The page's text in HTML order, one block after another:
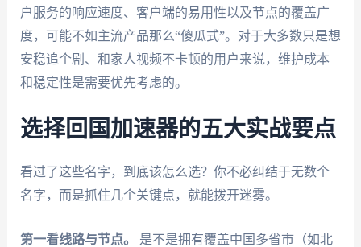
户服务的响应速度、客户端的易用性以及节点的覆盖广
度，可能不如主流产品那么“傻瓜式”。对于大多数只是想
安稳追个剧、和家人视频不卡顿的用户来说，维护成本
和稳定性是需要优先考虑的。
选择回国加速器的五大实战要点
看过了这些名字，到底该怎么选？你不必纠结于无数个
名字，而是抓住几个关键点，就能拨开迷雾。
第一看线路与节点。
是不是拥有覆盖中国多省市（如北